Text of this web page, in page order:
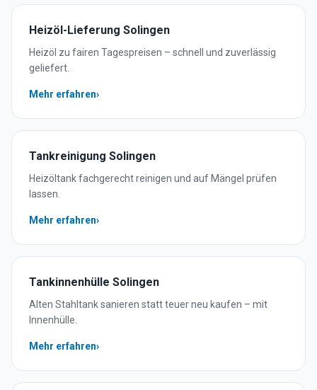
Heizöl-Lieferung Solingen
Heizöl zu fairen Tagespreisen – schnell und zuverlässig
geliefert.
Mehr erfahren›
Tankreinigung Solingen
Heizöltank fachgerecht reinigen und auf Mängel prüfen
lassen.
Mehr erfahren›
Tankinnenhülle Solingen
Alten Stahltank sanieren statt teuer neu kaufen – mit
Innenhülle.
Mehr erfahren›